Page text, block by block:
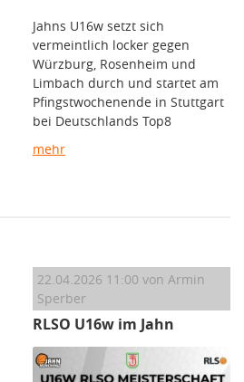
Jahns U16w setzt sich
vermeintlich locker gegen
Würzburg, Rosenheim und
Limbach durch und startet am
Pfingstwochenende in Stuttgart
bei Deutschlands Top8
mehr
22.04.2026 11:00 von Armin
Sperber
RLSO U16w im Jahn